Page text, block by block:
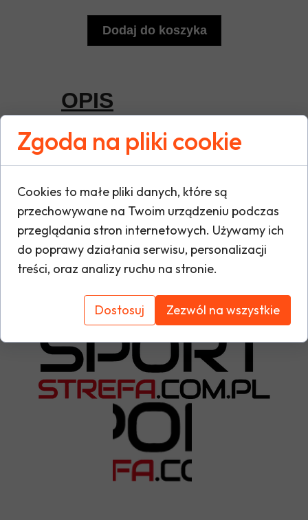
Tabela rozmiarów
Dodaj do koszyka
Lekkie, techniczne rękawiczki które
doskonale sprawdzą się podczas
gry w piłkę, spacerów, bieganiu czy
aktywności fizycznej na świeżym
powietrzu w niskich temperaturach.
Materiał odprowadza wilgoć z
powierzchni skóry, pozostawiając
stanowi ochronę twojego
nadgarstka przeciw podwiewaniu.
OPIS
Zgoda na pliki cookie
Cookies to małe pliki danych, które są
przechowywane na Twoim urządzeniu podczas
przeglądania stron internetowych. Używamy ich
do poprawy działania serwisu, personalizacji
treści, oraz analizy ruchu na stronie.
Dostosuj Zezwól na wszystkie